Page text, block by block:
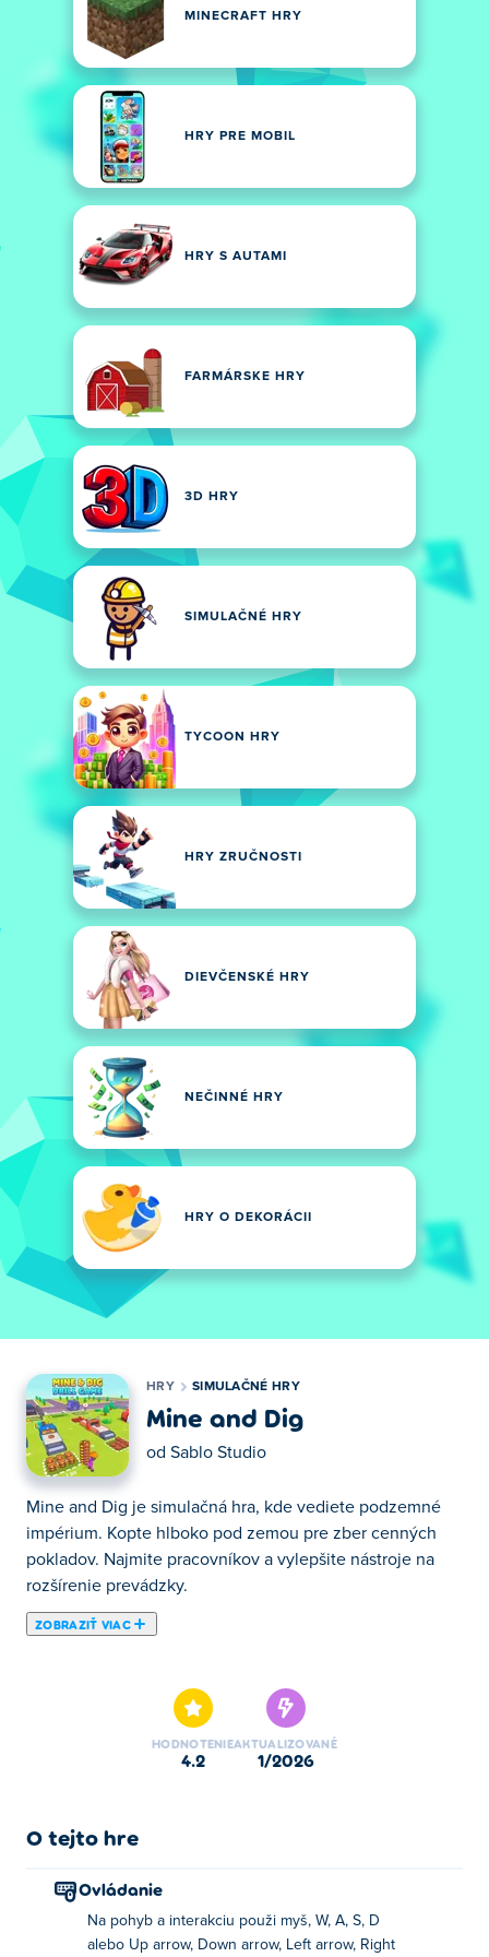
MINECRAFT HRY
HRY PRE MOBIL
HRY S AUTAMI
FARMÁRSKE HRY
3D HRY
SIMULAČNÉ HRY
TYCOON HRY
HRY ZRUČNOSTI
DIEVČENSKÉ HRY
NEČINNÉ HRY
HRY O DEKORÁCII
HRY SIMULAČNÉ HRY
Mine and Dig
od Sablo Studio
Mine and Dig je simulačná hra, kde vediete podzemné
impérium. Kopte hlboko pod zemou pre zber cenných
pokladov. Najmite pracovníkov a vylepšite nástroje na
rozšírenie prevádzky.
ZOBRAZIŤ VIAC
bohatstvo. Ako nečinný baník budete strategicky
spravovať zdroje, najímať pracovníkov a vylepšovať
vybavenie, aby ste si vybudovali svoje banské impérium.
vzrušujúcemu pocitu stať sa úspešným banským
všetkých vekových kategórií.
Vydajte sa na cestu, zbierajte cenné zdroje a sledujte,
HODNOTENIE
4.2
AKTUALIZOVANÉ
1/2026
O tejto hre
Ovládanie
Na pohyb a interakciu použi myš, W, A, S, D
alebo Up arrow, Down arrow, Left arrow, Right